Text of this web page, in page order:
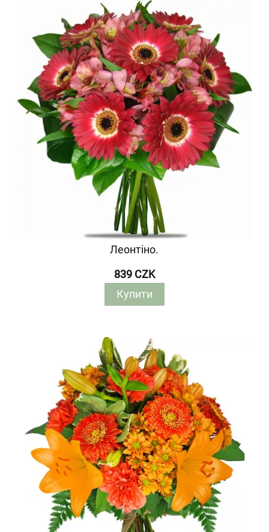
Леонтіно.
839 CZK
Купити